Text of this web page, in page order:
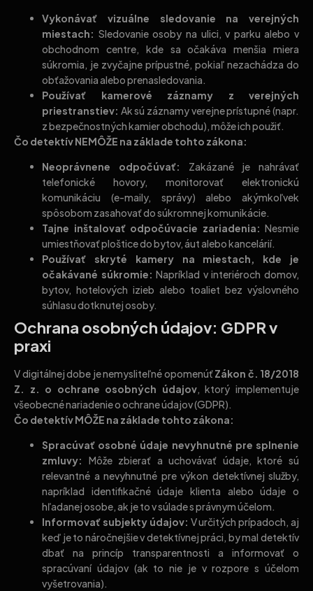
Vykonávať vizuálne sledovanie na verejných
miestach: Sledovanie osoby na ulici, v parku alebo v
obchodnom centre, kde sa očakáva menšia miera
súkromia, je zvyčajne prípustné, pokiaľ nezachádza do
obťažovania alebo prenasledovania.
Používať kamerové záznamy z verejných
priestranstiev: Ak sú záznamy verejne prístupné (napr.
z bezpečnostných kamier obchodu), môže ich použiť.
Čo detektív NEMÔŽE na základe tohto zákona:
Neoprávnene odpočúvať: Zakázané je nahrávať
telefonické hovory, monitorovať elektronickú
komunikáciu (e-maily, správy) alebo akýmkoľvek
spôsobom zasahovať do súkromnej komunikácie.
Tajne inštalovať odpočúvacie zariadenia: Nesmie
umiestňovať ploštice do bytov, áut alebo kancelárií.
Používať skryté kamery na miestach, kde je
očakávané súkromie: Napríklad v interiéroch domov,
bytov, hotelových izieb alebo toaliet bez výslovného
súhlasu dotknutej osoby.
Ochrana osobných údajov: GDPR v
praxi
V digitálnej dobe je nemysliteľné opomenúťZákon č. 18/2018
Z. z. o ochrane osobných údajov, ktorý implementuje
všeobecné nariadenie o ochrane údajov (GDPR).
Čo detektív MÔŽE na základe tohto zákona:
Spracúvať osobné údaje nevyhnutné pre splnenie
zmluvy:
Môže zbierať a uchovávať údaje, ktoré sú
relevantné a nevyhnutné pre výkon detektívnej služby,
napríklad identifikačné údaje klienta alebo údaje o
hľadanej osobe, ak je to v súlade s právnym účelom.
Informovať subjekty údajov: V určitých prípadoch, aj
keď je to náročnejšie v detektívnej práci, by mal detektív
dbať na princíp transparentnosti a informovať o
spracúvaní údajov (ak to nie je v rozpore s účelom
vyšetrovania).